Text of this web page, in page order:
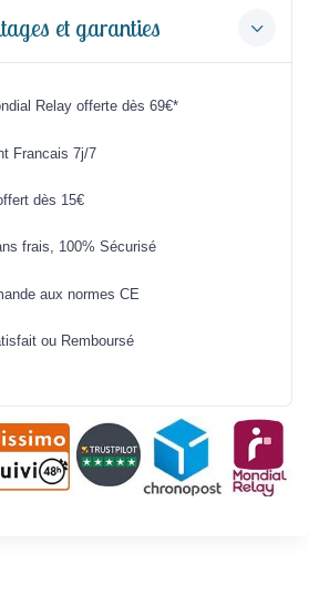
et garanties
Relay offerte dès 69€*
Francais 7j/7
dès 15€
frais, 100% Sécurisé
aux normes CE
ou Remboursé